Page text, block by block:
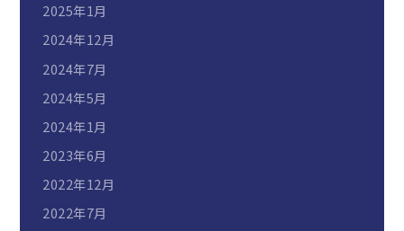
2025年1月
2024年12月
2024年7月
2024年5月
2024年1月
2023年6月
2022年12月
2022年7月